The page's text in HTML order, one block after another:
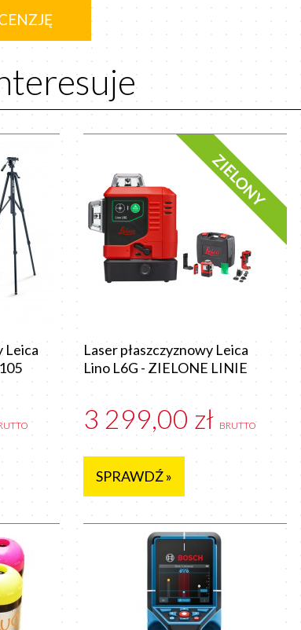
Leica
ZIELONY
Laser płaszczyznowy Leica
Lino L6G - ZIELONE LINIE
3 299,00 zł BRUTTO
SPRAWDŹ »